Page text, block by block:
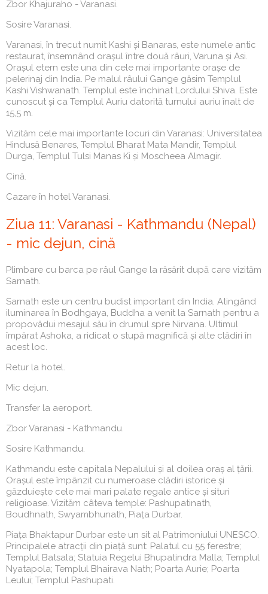
Zbor Khajuraho - Varanasi.
Sosire Varanasi.
Varanasi, în trecut numit Kashi și Banaras, este numele antic
restaurat, însemnând orașul între două râuri, Varuna și Asi.
Orașul etern este una din cele mai importante orașe de
pelerinaj din India. Pe malul râului Gange găsim Templul
Kashi Vishwanath. Templul este închinat Lordului Shiva. Este
cunoscut și ca Templul Auriu datorită turnului auriu înalt de
15,5 m.
Vizităm cele mai importante locuri din Varanasi: Universitatea
Hindusă Benares, Templul Bharat Mata Mandir, Templul
Durga, Templul Tulsi Manas Ki și Moscheea Almagir.
Cină.
Cazare în hotel Varanasi.
Ziua 11: Varanasi - Kathmandu (Nepal)
- mic dejun, cină
Plimbare cu barca pe râul Gange la răsărit după care vizităm
Sarnath.
Sarnath este un centru budist important din India. Atingând
iluminarea în Bodhgaya, Buddha a venit la Sarnath pentru a
propovădui mesajul său în drumul spre Nirvana. Ultimul
împărat Ashoka, a ridicat o stupă magnifică și alte clădiri în
acest loc.
Retur la hotel.
Mic dejun.
Transfer la aeroport.
Zbor Varanasi - Kathmandu.
Sosire Kathmandu.
Kathmandu este capitala Nepalului și al doilea oraș al țării.
Orașul este împânzit cu numeroase clădiri istorice și
găzduiește cele mai mari palate regale antice și situri
religioase. Vizităm câteva temple: Pashupatinath,
Boudhnath, Swyambhunath, Piața Durbar.
Piața Bhaktapur Durbar este un sit al Patrimoniului UNESCO.
Principalele atracții din piață sunt: Palatul cu 55 ferestre;
Templul Batsala; Statuia Regelui Bhupatindra Malla; Templul
Nyatapola; Templul Bhairava Nath; Poarta Aurie; Poarta
Leului; Templul Pashupati.